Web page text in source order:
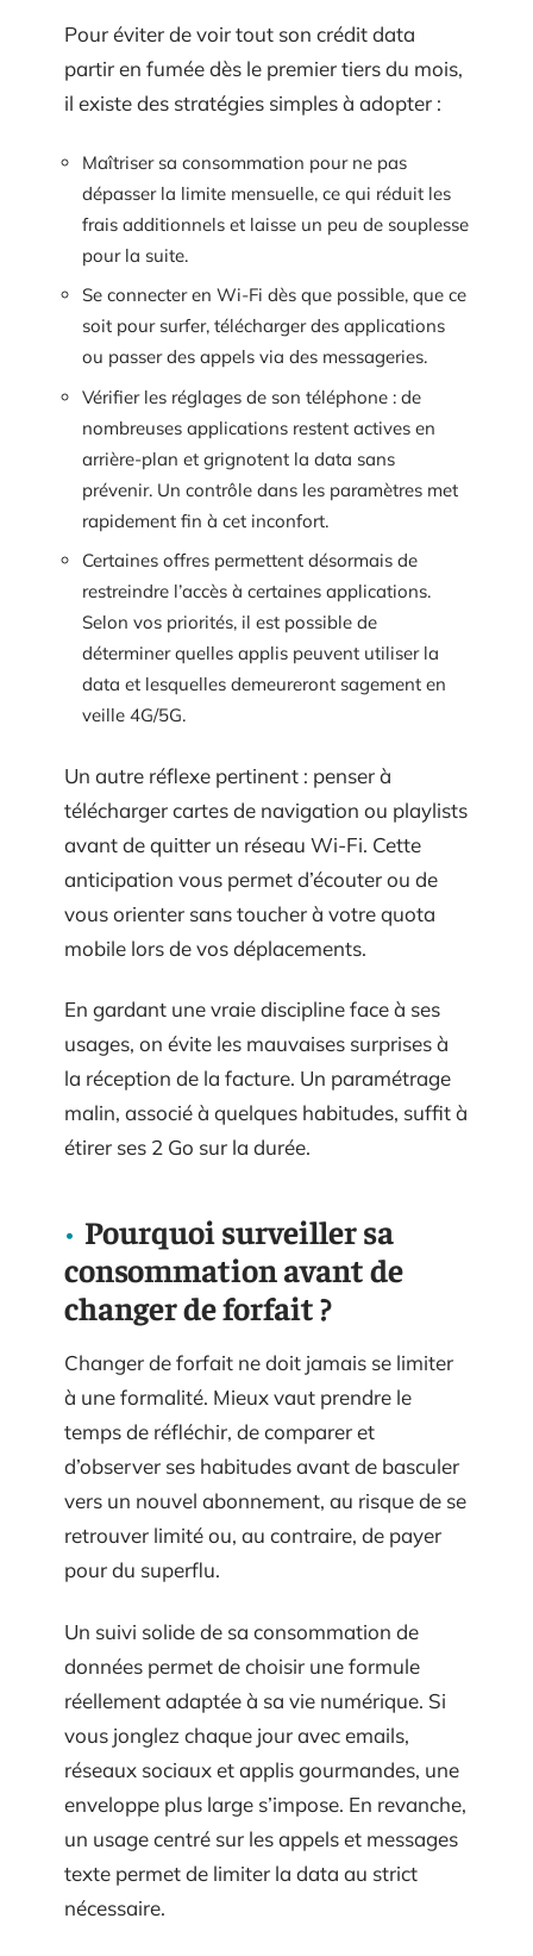
Pour éviter de voir tout son crédit data
partir en fumée dès le premier tiers du mois,
il existe des stratégies simples à adopter :
Maîtriser sa consommation pour ne pas
dépasser la limite mensuelle, ce qui réduit les
frais additionnels et laisse un peu de souplesse
pour la suite.
Se connecter en Wi-Fi dès que possible, que ce
soit pour surfer, télécharger des applications
ou passer des appels via des messageries.
Vérifier les réglages de son téléphone : de
nombreuses applications restent actives en
arrière-plan et grignotent la data sans
prévenir. Un contrôle dans les paramètres met
rapidement fin à cet inconfort.
Certaines offres permettent désormais de
restreindre l’accès à certaines applications.
Selon vos priorités, il est possible de
déterminer quelles applis peuvent utiliser la
data et lesquelles demeureront sagement en
veille 4G/5G.
Un autre réflexe pertinent : penser à
télécharger cartes de navigation ou playlists
avant de quitter un réseau Wi-Fi. Cette
anticipation vous permet d’écouter ou de
vous orienter sans toucher à votre quota
mobile lors de vos déplacements.
En gardant une vraie discipline face à ses
usages, on évite les mauvaises surprises à
la réception de la facture. Un paramétrage
malin, associé à quelques habitudes, suffit à
étirer ses 2 Go sur la durée.
Pourquoi surveiller sa
consommation avant de
changer de forfait ?
Changer de forfait ne doit jamais se limiter
à une formalité. Mieux vaut prendre le
temps de réfléchir, de comparer et
d’observer ses habitudes avant de basculer
vers un nouvel abonnement, au risque de se
retrouver limité ou, au contraire, de payer
pour du superflu.
Un suivi solide de sa consommation de
données permet de choisir une formule
réellement adaptée à sa vie numérique. Si
vous jonglez chaque jour avec emails,
réseaux sociaux et applis gourmandes, une
enveloppe plus large s’impose. En revanche,
un usage centré sur les appels et messages
texte permet de limiter la data au strict
nécessaire.